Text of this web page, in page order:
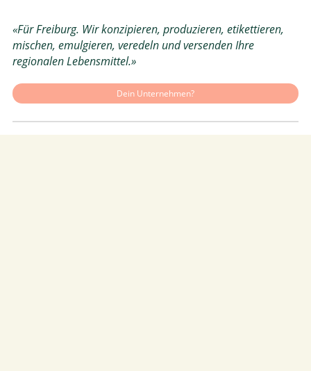
«Für Freiburg. Wir konzipieren, produzieren, etikettieren,
mischen, emulgieren, veredeln und versenden Ihre
regionalen Lebensmittel.»
Dein Unternehmen?